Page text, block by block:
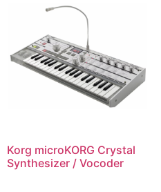
Korg microKORG Crystal
Synthesizer / Vocoder